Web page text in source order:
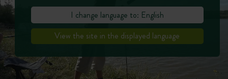
I change language to: English
View the site in the displayed language